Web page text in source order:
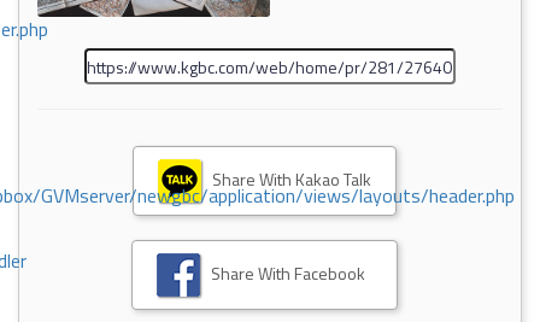
GVMserver/newgbc/application/views/layouts/header.php
Share With Kakao Talk
Share With Facebook